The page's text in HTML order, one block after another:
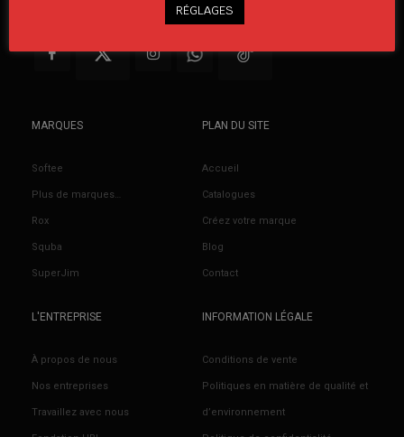
MARQUES
Softee
Plus de marques…
Rox
Squba
SuperJim
PLAN DU SITE
Accueil
Catalogues
Créez votre marque
Blog
Contact
L'ENTREPRISE
À propos de nous
Nos entreprises
Travaillez avec nous
INFORMATION LÉGALE
Conditions de vente
Politiques en matière de qualité et
d’environnement
RÉGLAGES